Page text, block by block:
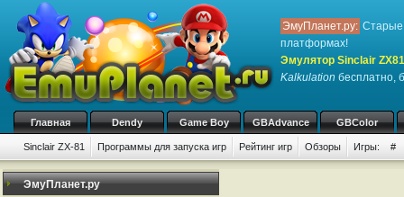
ЭмуПланет.ру: Старые
платформах!
Эмулятор Sinclair ZX81
Kalkulation бесплатно,
Главная Dendy Game Boy GBAdvance GBColor
Sinclair ZX-81 Программы для запуска игр Рейтинг игр Обзоры Игры: #
ЭмуПланет.ру